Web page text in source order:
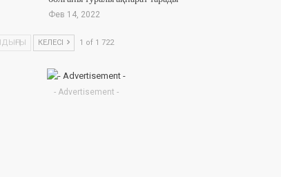
Фев 14, 2022
КЕЛЕСІ 1 of 1 722
- Advertisement -